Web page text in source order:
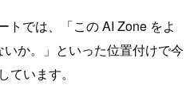
トでは、「この AI Zone をよ
か。」といった位置付けで今
ています。